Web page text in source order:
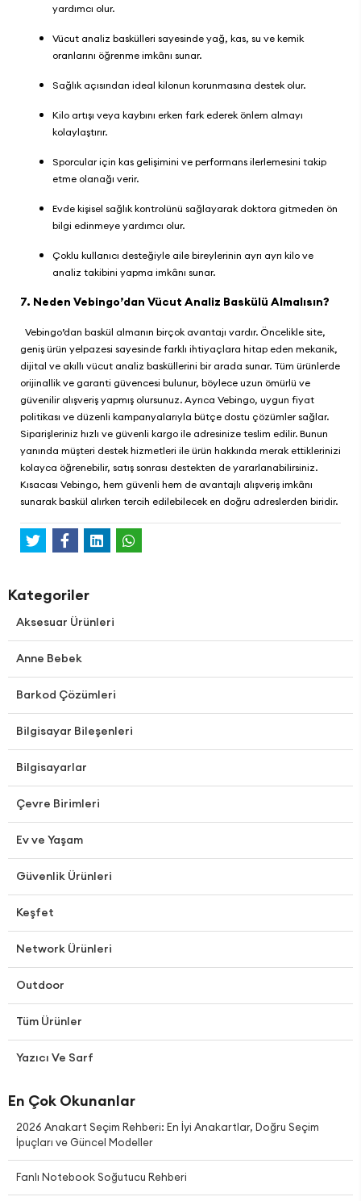
yardımcı olur.
Vücut analiz baskülleri sayesinde yağ, kas, su ve kemik
oranlarını öğrenme imkânı sunar.
Sağlık açısından ideal kilonun korunmasına destek olur.
Kilo artışı veya kaybını erken fark ederek önlem almayı
kolaylaştırır.
Sporcular için kas gelişimini ve performans ilerlemesini takip
etme olanağı verir.
Evde kişisel sağlık kontrolünü sağlayarak doktora gitmeden ön
bilgi edinmeye yardımcı olur.
Çoklu kullanıcı desteğiyle aile bireylerinin ayrı ayrı kilo ve
analiz takibini yapma imkânı sunar.
7. Neden Vebingo’dan Vücut Analiz Baskülü Almalısın?
Vebingo’dan baskül almanın birçok avantajı vardır. Öncelikle site,
geniş ürün yelpazesi sayesinde farklı ihtiyaçlara hitap eden mekanik,
dijital ve akıllı vücut analiz basküllerini bir arada sunar. Tüm ürünlerde
orijinallik ve garanti güvencesi bulunur, böylece uzun ömürlü ve
güvenilir alışveriş yapmış olursunuz. Ayrıca Vebingo, uygun fiyat
politikası ve düzenli kampanyalarıyla bütçe dostu çözümler sağlar.
Siparişleriniz hızlı ve güvenli kargo ile adresinize teslim edilir. Bunun
yanında müşteri destek hizmetleri ile ürün hakkında merak ettiklerinizi
kolayca öğrenebilir, satış sonrası destekten de yararlanabilirsiniz.
Kısacası Vebingo, hem güvenli hem de avantajlı alışveriş imkânı
sunarak baskül alırken tercih edilebilecek en doğru adreslerden biridir.
Kategoriler
Aksesuar Ürünleri
Anne Bebek
Barkod Çözümleri
Bilgisayar Bileşenleri
Bilgisayarlar
Çevre Birimleri
Ev ve Yaşam
Güvenlik Ürünleri
Keşfet
Network Ürünleri
Outdoor
Tüm Ürünler
Yazıcı Ve Sarf
En Çok Okunanlar
2026 Anakart Seçim Rehberi: En İyi Anakartlar, Doğru Seçim
İpuçları ve Güncel Modeller
Fanlı Notebook Soğutucu Rehberi